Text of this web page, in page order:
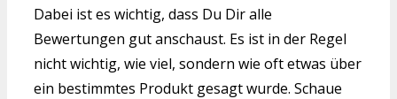
Dabei ist es wichtig, dass Du Dir alle
Bewertungen gut anschaust. Es ist in der Regel
nicht wichtig, wie viel, sondern wie oft etwas über
ein bestimmtes Produkt gesagt wurde. Schaue